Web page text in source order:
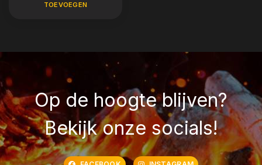
TOEVOEGEN
Op de hoogte blijven?
Bekijk onze socials!